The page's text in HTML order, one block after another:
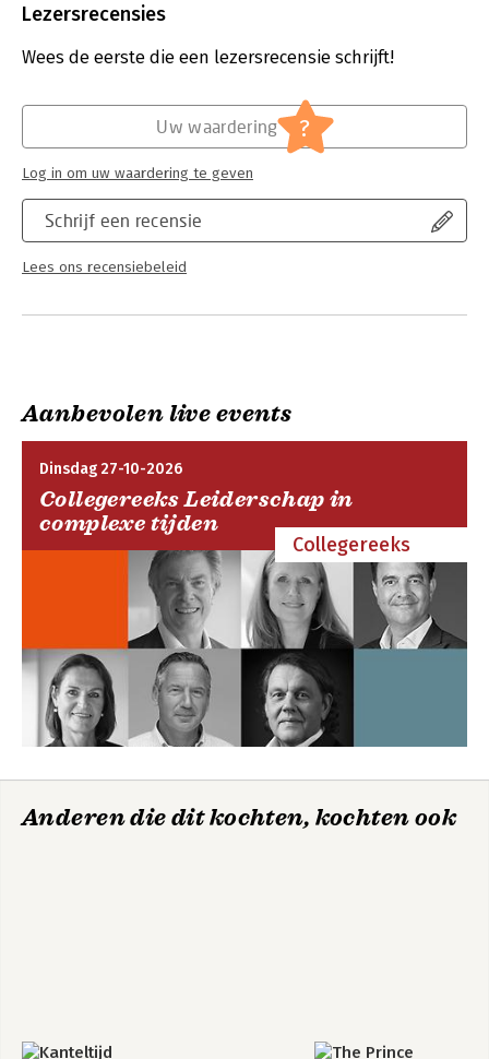
Het begint allemaal met het stellen van gerichte inzichtelijke
leider in vraag te stellen en mijn fouten te aanvaarden? En
aan? Wie ben ik voor mezelf en in de ogen van mijn hond?
Uitgever:
Verschijningsdatum:
11-5-2023
Mens en maatschappij
Lezersrecensies
Wees de eerste die een lezersrecensie schrijft!
Schrijf een recensie
Lees ons recensiebeleid
Uw waardering ?
Log in om uw waardering te geven
Aanbevolen live events
Dinsdag 27-10-2026
Collegereeks Leiderschap in
complexe tijden
Collegereeks
Anderen die dit kochten, kochten ook